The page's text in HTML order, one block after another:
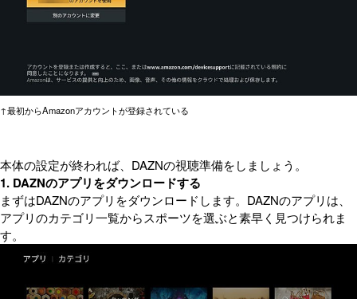
↑最初からAmazonアカウントが登録されている
本体の設定が終われば、DAZNの視聴準備をしましょう。
1. DAZNのアプリをダウンロードする
まずはDAZNのアプリをダウンロードします。DAZNのアプリは、
アプリのカテゴリ一覧からスポーツを選ぶと素早く見つけられま
す。